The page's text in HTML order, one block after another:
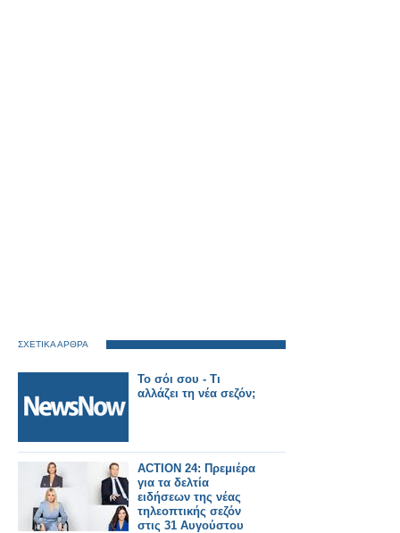
ΣΧΕΤΙΚΑ ΑΡΘΡΑ
Το σόι σου - Τι
αλλάζει τη νέα σεζόν;
ACTION 24: Πρεμιέρα
για τα δελτία
ειδήσεων της νέας
τηλεοπτικής σεζόν
στις 31 Αυγούστου